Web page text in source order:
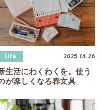
生活にわくわくを。使う
が楽しくなる春文具
2025.04.26